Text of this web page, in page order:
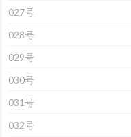
027号
028号
029号
030号
031号
032号